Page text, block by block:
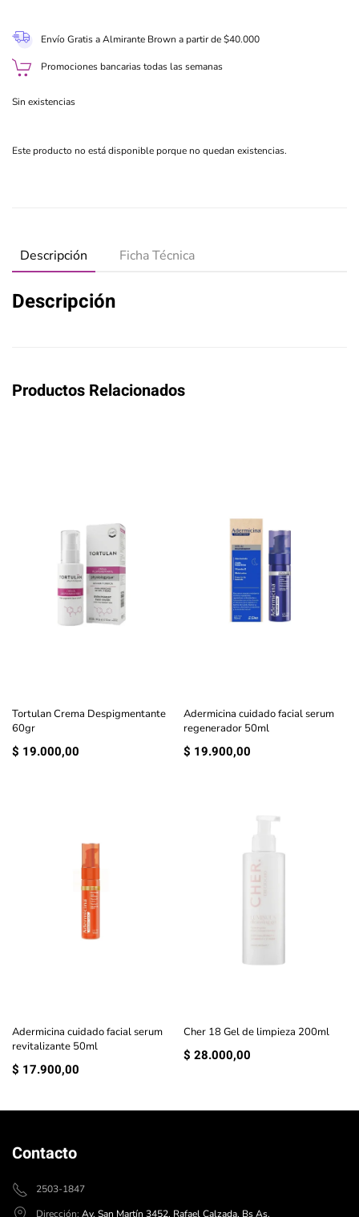
Envío Gratis a Almirante Brown a partir de $40.000
Promociones bancarias todas las semanas
Sin existencias
Este producto no está disponible porque no quedan existencias.
Descripción Ficha Técnica
Descripción
Productos Relacionados
Tortulan Crema Despigmentante
60gr
$ 19.000,00
Adermicina cuidado facial serum
regenerador 50ml
$ 19.900,00
Adermicina cuidado facial serum
revitalizante 50ml
$ 17.900,00
Cher 18 Gel de limpieza 200ml
$ 28.000,00
Contacto
2503-1847
Dirección: Av. San Martín 3452, Rafael Calzada, Bs As.